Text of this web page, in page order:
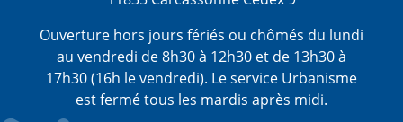
Ouverture hors jours fériés ou chômés du lundi
au vendredi de 8h30 à 12h30 et de 13h30 à
17h30 (16h le vendredi). Le service Urbanisme
est fermé tous les mardis après midi.